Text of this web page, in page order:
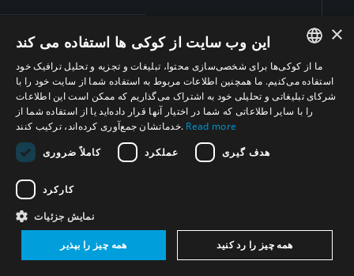
اسرا‌ئیل(5)
ایالات متحدۀ آمریکا(4)
بریتانیا و ایرلند شمالی(5)
ENGLISH
ARABIC
× این وب سایت از کوکی ها استفاده می کند
ما از کوکی‌ها برای شخصی‌سازی محتوا، تبلیغات و تجزیه و تحلیل ترافیک خود
استفاده می‌کنیم. ما همچنین اطلاعات مربوط به استفاده شما از سایت خود را با
شرکای تبلیغاتی و تحلیلی خود به اشتراک می‌گذاریم که ممکن است این اطلاعات
را با سایر اطلاعاتی که شما در اختیار آنها قرار داده‌اید یا از استفاده شما از
خدماتشان جمع‌آوری کرده‌اند، ترکیب کنند. Read more
کاملاً ضروری
عملکرد هدف گیری
کارکرد
نمایش جزئیات
همه چیز را بپذیر همه چیز را رد کنید